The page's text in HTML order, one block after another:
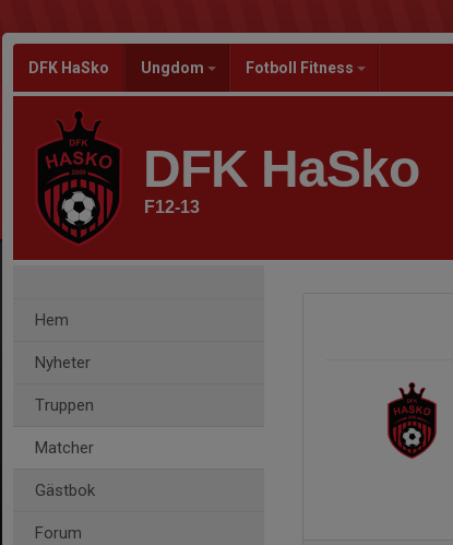
DFK HaSko Ungdom Fotboll Fitness
DFK HaSko
F12-13
Hem
Nyheter
Truppen
Matcher
Gästbok
Forum